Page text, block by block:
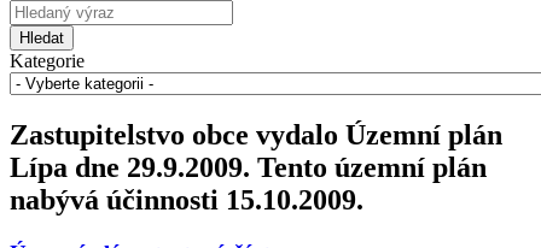
Hledat
Kategorie
Zastupitelstvo obce vydalo Územní plán
Lípa dne 29.9.2009. Tento územní plán
nabývá účinnosti 15.10.2009.